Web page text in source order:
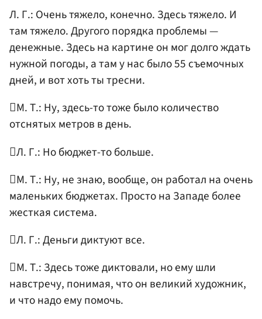
Л. Г.: Очень тяжело, конечно. Здесь тяжело. И
там тяжело. Другого порядка проблемы —
денежные. Здесь на картине он мог долго ждать
нужной погоды, а там у нас было 55 съемочных
дней, и вот хоть ты тресни.
М. Т.: Ну, здесь-то тоже было количество
отснятых метров в день.
Л. Г.: Но бюджет-то больше.
М. Т.: Ну, не знаю, вообще, он работал на очень
маленьких бюджетах. Просто на Западе более
жесткая система.
Л. Г.: Деньги диктуют все.
М. Т.: Здесь тоже диктовали, но ему шли
навстречу, понимая, что он великий художник,
и что надо ему помочь.